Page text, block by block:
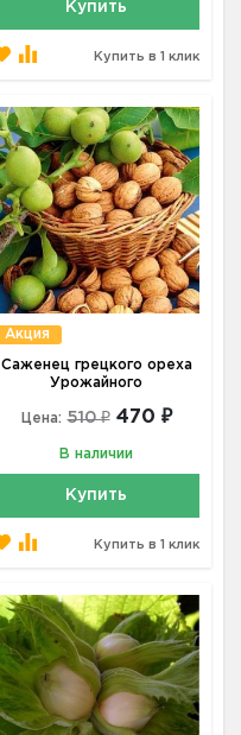
Купить
Купить в 1 клик
Акция
Саженец грецкого ореха
Урожайного
Цена: 510 ₽ 470 ₽
В наличии
Купить
Купить в 1 клик